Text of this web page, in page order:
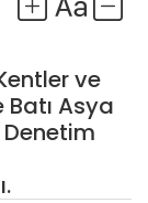
ve
Asya
Denetim